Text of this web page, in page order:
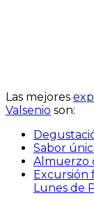
Las mejores
Valsenio son:
Sabor
Almuerzo
Excursión
Lunes de